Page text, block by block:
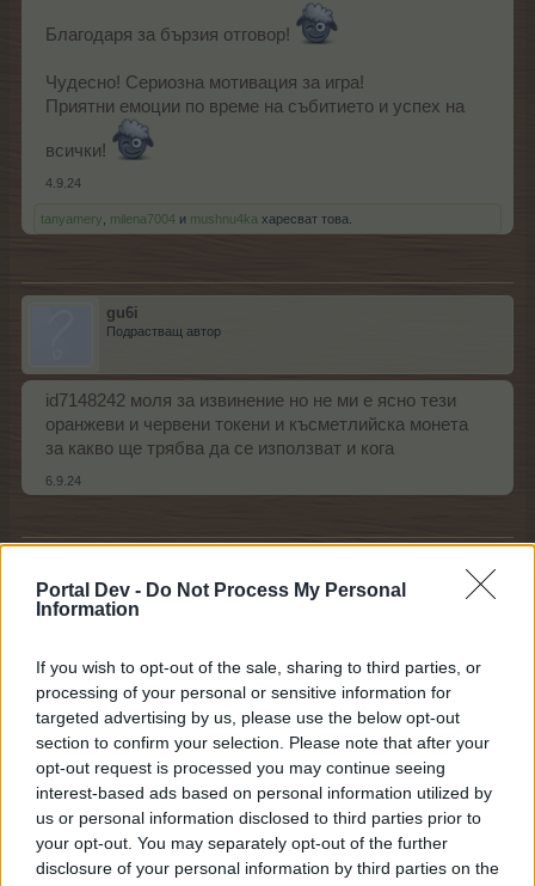
Portal Dev - Do Not Process My Personal
Information
If you wish to opt-out of the sale, sharing to third parties, or
processing of your personal or sensitive information for
targeted advertising by us, please use the below opt-out
section to confirm your selection. Please note that after your
opt-out request is processed you may continue seeing
interest-based ads based on personal information utilized by
us or personal information disclosed to third parties prior to
your opt-out. You may separately opt-out of the further
disclosure of your personal information by third parties on the
Благодаря за бързия отговор!
Чудесно! Сериозна мотивация за игра!
Приятни емоции по време на събитието и успех на
всички!
4.9.24
tanyamery milena7004 и mushnu4ka харесват това.
gu6i
Подрастващ автор
id7148242 моля за извинение но не ми е ясно тези
оранжеви и червени токени и късметлийска монета
за какво ще трябва да се използват и кога
6.9.24
Старши болярин
id7148242 моля за извинение но не ми е ясно тези
оранжеви и червени токени и късметлийска монета за
какво ще трябва да се използват и кога
Здравей!
https://board-bg.farmerama.com/threads/Албум-със-
стикери-в-процес-на-изграждане.25528/#post-221510